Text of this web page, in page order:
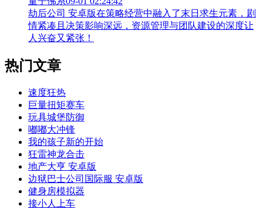
劫后公司 安卓版在策略经营中融入了末日求生元素，剧
情紧凑且决策影响深远，资源管理与团队建设的深度让
人兴奋又紧张！
热门文章
速度狂热
巨量扭矩赛车
玩具城堡防御
嘟嘟大冲锋
我的孩子新的开始
狂雷神龙合击
地产大亨 安卓版
边狱巴士公司国际服 安卓版
健身房模拟器
接小人上车